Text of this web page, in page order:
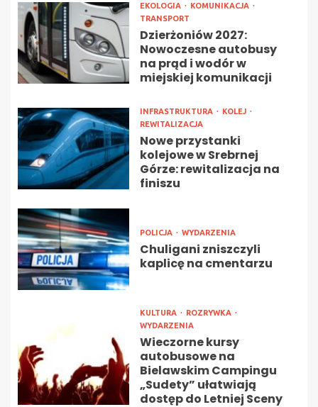
EKOLOGIA
KOMUNIKACJA
TRANSPORT
Dzierżoniów 2027:
Nowoczesne autobusy
na prąd i wodór w
miejskiej komunikacji
INFRASTRUKTURA
KOLEJ
REWITALIZACJA
Nowe przystanki
kolejowe w Srebrnej
Górze: rewitalizacja na
finiszu
POLICJA WYDARZENIA
Chuligani zniszczyli
kaplicę na cmentarzu
KULTURA
ROZRYWKA
WYDARZENIA
Wieczorne kursy
autobusowe na
Bielawskim Campingu
„Sudety” ułatwiają
dostęp do Letniej Sceny